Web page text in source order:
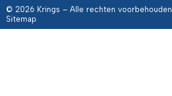
© 2026 Krings – Alle rechten voorbehouden
Sitemap